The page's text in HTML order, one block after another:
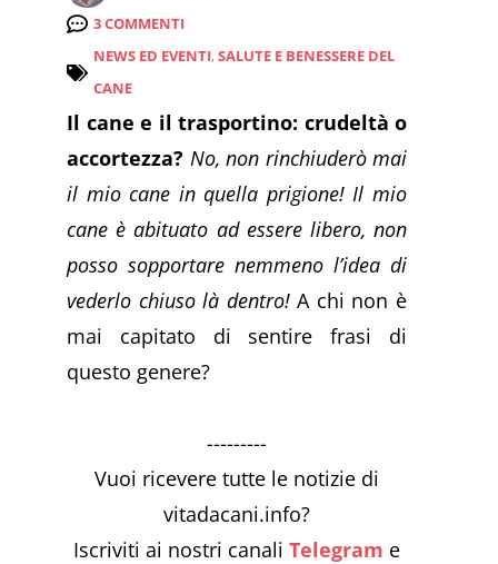
3 COMMENTI
NEWS ED EVENTI, SALUTE E BENESSERE DEL
CANE
Il cane e il trasportino: crudeltà o
accortezza? No, non rinchiuderò mai
il mio cane in quella prigione! Il mio
cane è abituato ad essere libero, non
posso sopportare nemmeno l’idea di
vederlo chiuso là dentro!A chi non è
mai capitato di sentire frasi di
questo genere?
---------
Vuoi ricevere tutte le notizie di
vitadacani.info?
Iscriviti ai nostri canali Telegram e